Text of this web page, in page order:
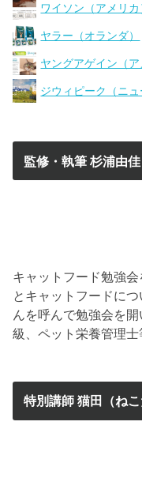
ワイソン（アメリカ
ヤラー（オランダ）
ヤングアゲイン（ア
ジウィピーク（ニュ
監修・執筆 杉浦由佳
キャットフード勉強
とキャットフードに
んを呼んで勉強会を
級、ペット栄養管理士
特別講師 猫田（ねこ